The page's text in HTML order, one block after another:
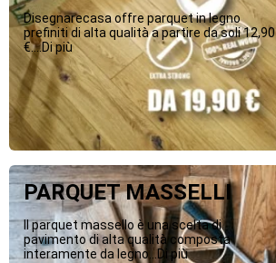
Disegnarecasa offre parquet in legno
prefiniti di alta qualità a partire da soli 12,90
€....Di più
PARQUET MASSELLI
Il parquet massello è una scelta di
pavimento di alta qualità composta
interamente da legno...Di più